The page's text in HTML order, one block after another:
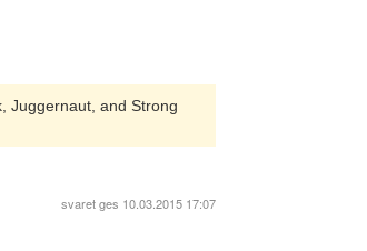
Juggernaut, and Strong
svaret ges 10.03.2015 17:07